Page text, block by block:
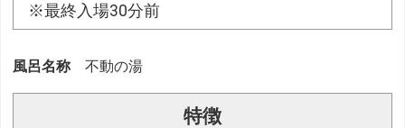
※最終入場30分前
風呂名称 不動の湯
特徴